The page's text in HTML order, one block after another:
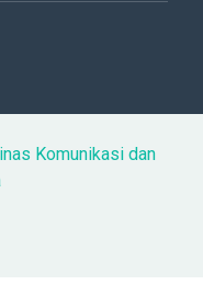
Komunikasi dan